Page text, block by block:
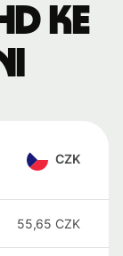
ke
CZK
55,65 CZK